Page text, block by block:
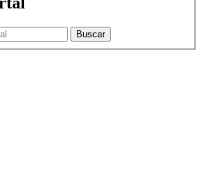
Buscar